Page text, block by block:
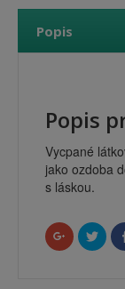
Popis
Popis
Vycpané
jako ozdoba
s láskou.
Sdílet
na
Google+
na